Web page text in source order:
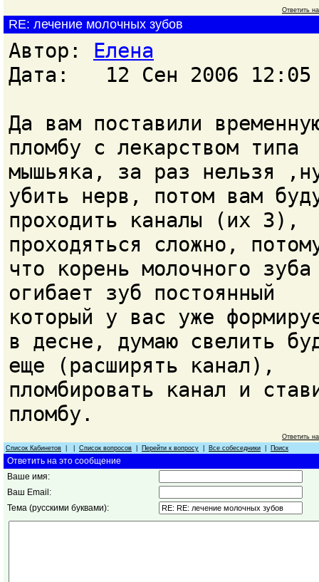
Ответить
RE: лечение молочных зубов
Автор: Елена
Дата: 12 Сен 2006 12:05
Да вам поставили
пломбу с лекарством типа
мышьяка, за раз нельзя
убить нерв, потом вам
проходить каналы (их 3),
проходяться сложно,
что корень молочного зуба
огибает зуб постоянный
который у вас уже
в десне, думаю свелить
еще (расширять канал),
пломбировать канал и
пломбу.
Ответить
Список Кабинетов
Список вопросов Перейти к вопросу Все собеседники Поиск
Ответить на это сообщение
Ваше имя:
Ваш Email:
Тема (русскими буквами):